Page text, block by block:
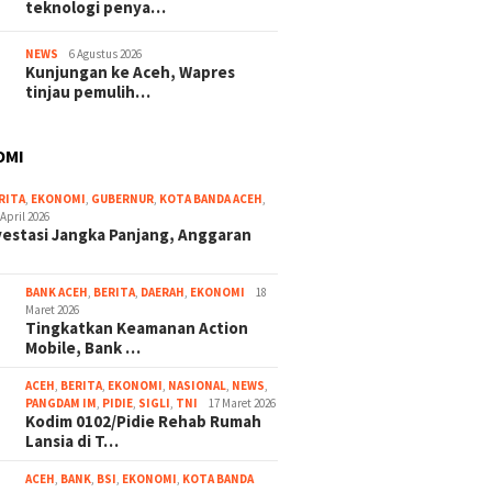
teknologi penya…
NEWS 6 Agustus 2026
Kunjungan ke Aceh, Wapres
tinjau pemulih…
, EKONOMI, GUBERNUR, KOTA BANDA ACEH,
2026
Jangka Panjang, Anggaran
BANK ACEH, BERITA, DAERAH, EKONOMI
18
Maret 2026
Tingkatkan Keamanan Action
Mobile, Bank …
ACEH, BERITA, EKONOMI, NASIONAL, NEWS,
PANGDAM IM, PIDIE, SIGLI, TNI 17 Maret 2026
Kodim 0102/Pidie Rehab Rumah
Lansia di T…
ACEH, BANK, BSI, EKONOMI, KOTA BANDA